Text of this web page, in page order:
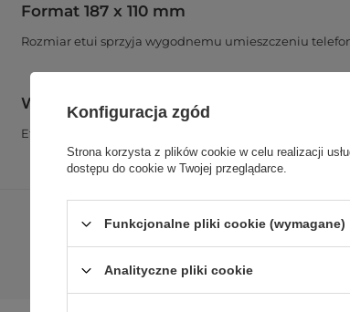
Format 187 x 110 mm
Rozmiar etui sprzyja wygodnemu umieszczeniu
Wsparcie podczas aktywności w ruchu
Etui sprawdza się w sytuacjach, gdzie liczy się ochrona
Konfiguracja zgód
Strona korzysta z plików cookie w celu realizacji
dostępu do cookie w Twojej przeglądarce.
Funkcjonalne pliki cookie (wymagane)
Analityczne pliki cookie